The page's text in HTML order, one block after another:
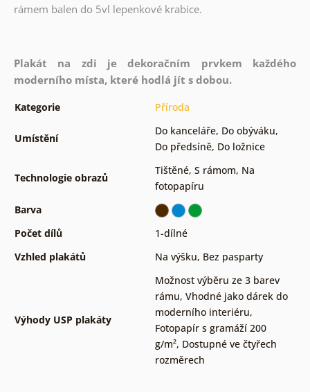
rámem balen do 5vl lepenkové krabice.
Plakát na zdi je dekoračním prvkem každého
moderního místa, které hodlá jít s dobou.
Kategorie Příroda
Umístění
Do kanceláře, Do obýváku,
Do předsíně, Do ložnice
Technologie obrazů
Tištěné, S rámom, Na
fotopapíru
Barva
Počet dílů
1-dílné
Vzhled plakátů
Na výšku, Bez pasparty
Výhody USP plakáty
Možnost výběru ze 3 barev
rámu, Vhodné jako dárek do
moderního interiéru,
Fotopapír s gramáží 200
g/m², Dostupné ve čtyřech
rozměrech